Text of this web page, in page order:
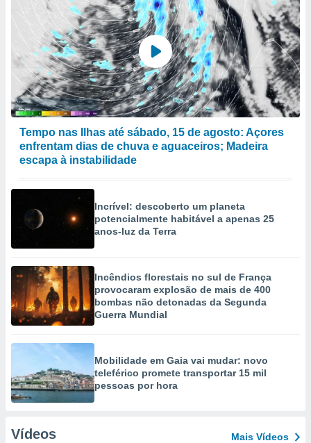
Tempo nas Ilhas até sábado, 15 de agosto: Açores
enfrentam dias de chuva e aguaceiros; Madeira
escapa à instabilidade
Incrível: descoberto um planeta
potencialmente habitável a apenas 25
anos-luz da Terra
Incêndios florestais no sul de França
provocaram explosão de mais de 400
bombas não detonadas da Segunda
Guerra Mundial
Mobilidade em Gaia vai mudar: novo
teleférico promete transportar 15 mil
pessoas por hora
Vídeos Mais Vídeos